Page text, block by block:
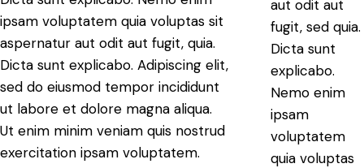
ipsam voluptatem quia voluptas sit
aspernatur aut odit aut fugit, quia.
Dicta sunt explicabo. Adipiscing elit,
sed do eiusmod tempor incididunt
ut labore et dolore magna aliqua.
Ut enim minim veniam quis nostrud
exercitation ipsam voluptatem.
aut odit aut
fugit, sed quia.
Dicta sunt
explicabo.
Nemo enim
ipsam
voluptatem
quia voluptas